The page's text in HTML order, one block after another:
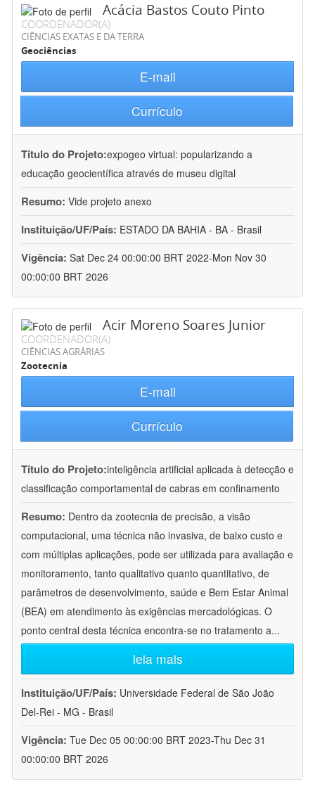
Acácia Bastos Couto Pinto
COORDENADOR(A)
CIÊNCIAS EXATAS E DA TERRA
Geociências
E-mail
Currículo
Título do Projeto:expogeo virtual: popularizando a
educação geocientífica através de museu digital
Resumo: Vide projeto anexo
Instituição/UF/País: ESTADO DA BAHIA - BA - Brasil
Vigência: Sat Dec 24 00:00:00 BRT 2022-Mon Nov 30
00:00:00 BRT 2026
Acir Moreno Soares Junior
COORDENADOR(A)
CIÊNCIAS AGRÁRIAS
Zootecnia
E-mail
Currículo
Título do Projeto:inteligência artificial aplicada à detecção e
classificação comportamental de cabras em confinamento
Resumo: Dentro da zootecnia de precisão, a visão
computacional, uma técnica não invasiva, de baixo custo e
com múltiplas aplicações, pode ser utilizada para avaliação e
monitoramento, tanto qualitativo quanto quantitativo, de
parâmetros de desenvolvimento, saúde e Bem Estar Animal
(BEA) em atendimento às exigências mercadológicas. O
ponto central desta técnica encontra-se no tratamento a...
leia mais
Instituição/UF/País: Universidade Federal de São João
Del-Rei - MG - Brasil
Vigência: Tue Dec 05 00:00:00 BRT 2023-Thu Dec 31
00:00:00 BRT 2026